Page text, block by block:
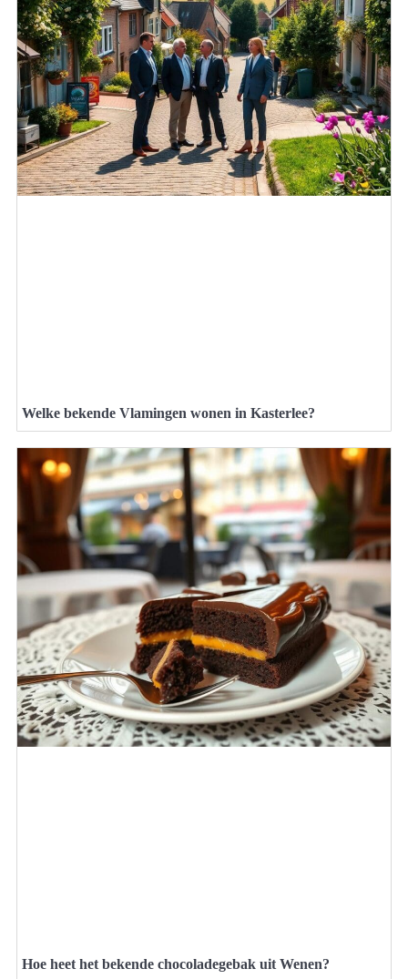
Welke bekende Vlamingen wonen in Kasterlee?
Hoe heet het bekende chocoladegebak uit Wenen?